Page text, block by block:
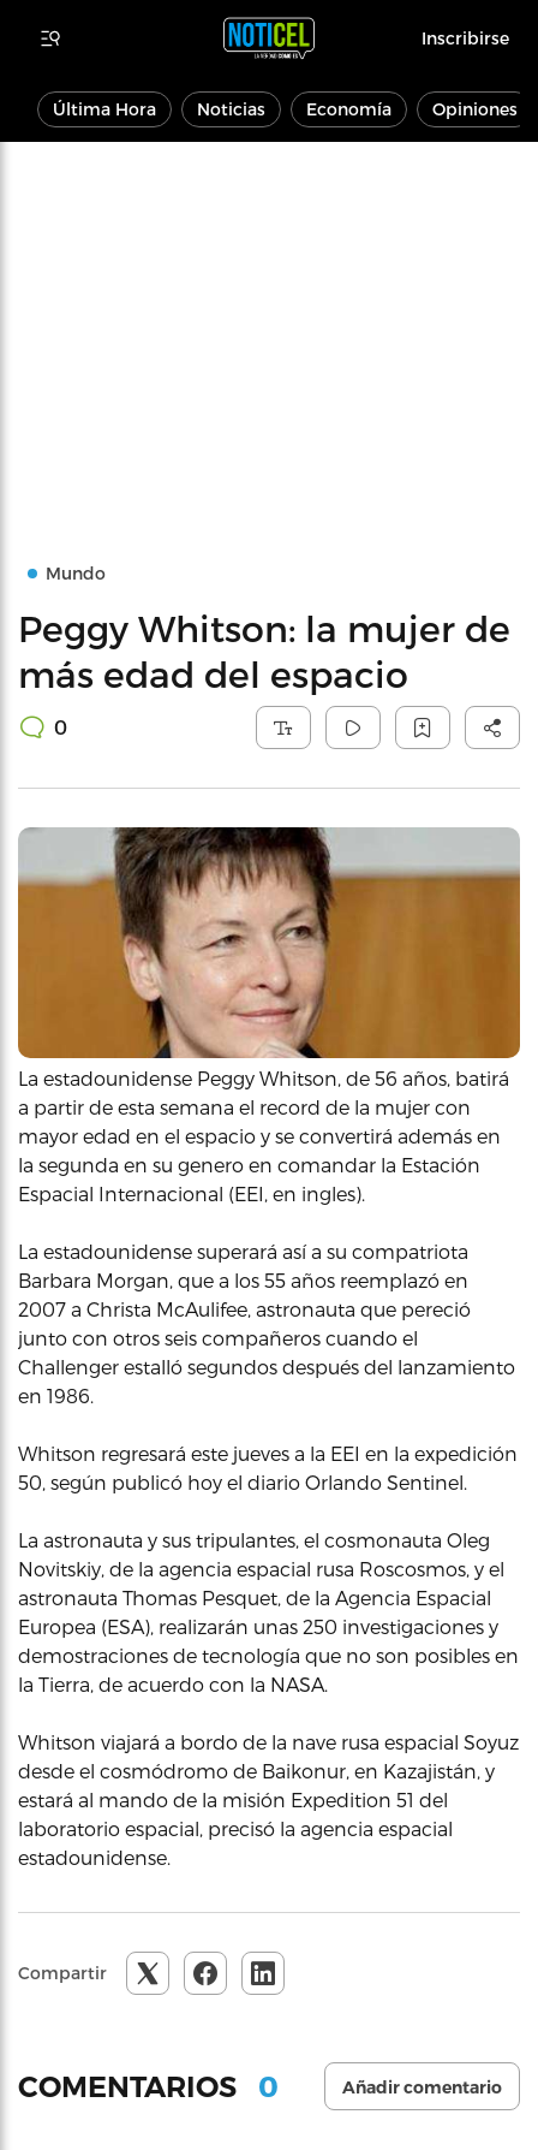
Inscribirse
Última Hora Noticias Economía Opiniones
Mundo
Peggy Whitson: la mujer de
más edad del espacio
0
La estadounidense Peggy Whitson, de 56 años, batirá
a partir de esta semana el record de la mujer con
mayor edad en el espacio y se convertirá además en
la segunda en su genero en comandar la Estación
Espacial Internacional (EEI, en ingles).
La estadounidense superará así a su compatriota
Barbara Morgan, que a los 55 años reemplazó en
2007 a Christa McAulifee, astronauta que pereció
junto con otros seis compañeros cuando el
Challenger estalló segundos después del lanzamiento
en 1986.
Whitson regresará este jueves a la EEI en la expedición
50, según publicó hoy el diario Orlando Sentinel.
La astronauta y sus tripulantes, el cosmonauta Oleg
Novitskiy, de la agencia espacial rusa Roscosmos, y el
astronauta Thomas Pesquet, de la Agencia Espacial
Europea (ESA), realizarán unas 250 investigaciones y
demostraciones de tecnología que no son posibles en
la Tierra, de acuerdo con la NASA.
Whitson viajará a bordo de la nave rusa espacial Soyuz
desde el cosmódromo de Baikonur, en Kazajistán, y
estará al mando de la misión Expedition 51 del
laboratorio espacial, precisó la agencia espacial
estadounidense.
Compartir
COMENTARIOS 0 Añadir comentario